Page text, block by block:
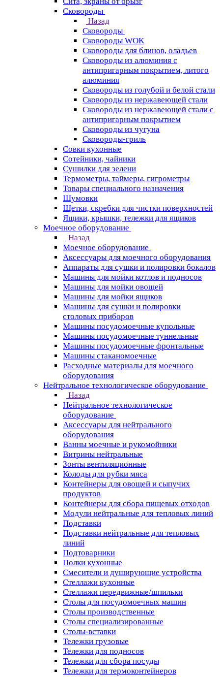
Сковороды
Назад
Сковороды
Сковороды WOK
Сковороды для блинов, оладьев
Сковороды из алюминия с
антипригарным покрытием, литого
алюминия
Сковороды из голубой и белой стали
Сковороды из нержавеющей стали
Сковороды из нержавеющей стали с
антипригарным покрытием
Сковороды из чугуна
Сковороды-гриль
Совки кухонные
Сотейники, чайники
Сушилки для зелени
Термометры, таймеры, гигрометры
Товары специального назначения
Шумовки
Щетки, скребки для чистки поверхностей
Ящики, крышки, тележки для ящиков
Моечное оборудование
Назад
Моечное оборудование
Аксессуары для моечного оборудования
Аппараты для сушки и полировки бокалов
Машины для мойки котлов и подносов
Машины для мойки овощей
Машины для мойки ящиков
Машины для сушки и полировки
столовых приборов
Машины посудомоечные купольные
Машины посудомоечные туннельные
Машины посудомоечные фронтальные
Машины стаканомоечные
Расходные материалы для моечного
оборудования
Нейтральное технологическое оборудование
Назад
Нейтральное технологическое
оборудование
Аксессуары для нейтрального
оборудования
Ванны моечные и рукомойники
Витрины нейтральные
Зонты вентиляционные
Колоды для рубки мяса
Контейнеры для овощей и сыпучих
продуктов
Контейнеры для сбора пищевых отходов
Модули нейтральные для тепловых линий
Подставки
Подставки нейтральные для тепловых
линий
Подтоварники
Полки кухонные
Смесители и душирующие устройства
Стеллажи кухонные
Стеллажи передвижные/шпильки
Столы для посудомоечных машин
Столы производственные
Столы специализированные
Столы-вставки
Тележки грузовые
Тележки для подносов
Тележки для сбора посуды
Тележки для термоконтейнеров